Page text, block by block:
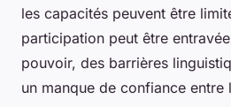
les capacités peuvent être
participation peut être
pouvoir, des barrières
un manque de confiance entre